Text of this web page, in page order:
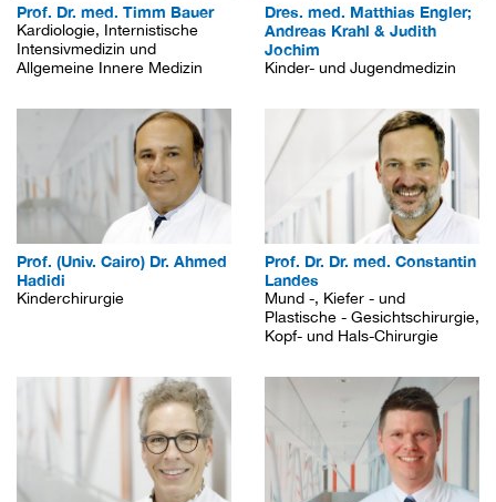
Prof. Dr. med. Timm Bauer
Kardiologie, Internistische
Intensivmedizin und
Allgemeine Innere Medizin
Dres. med. Matthias Engler;
Andreas Krahl & Judith
Jochim
Kinder- und Jugendmedizin
Prof. (Univ. Cairo) Dr. Ahmed
Hadidi
Kinderchirurgie
Prof. Dr. Dr. med. Constantin
Landes
Mund -, Kiefer - und
Plastische - Gesichtschirurgie,
Kopf- und Hals-Chirurgie